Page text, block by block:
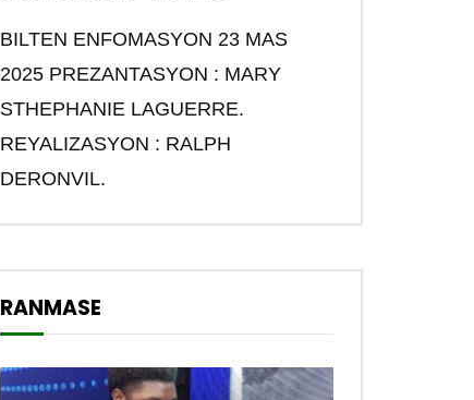
BILTEN ENFOMASYON 23 MAS
2025 PREZANTASYON : MARY
STHEPHANIE LAGUERRE.
REYALIZASYON : RALPH
DERONVIL.
RANMASE